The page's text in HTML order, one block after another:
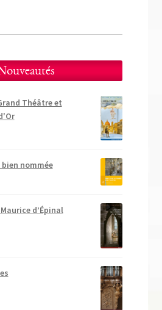
Théâtre et
nommée
d’Épinal